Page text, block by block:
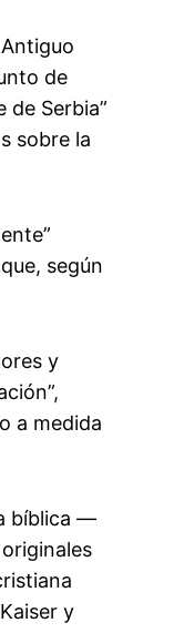
de
Serbia”
sobre la
según
y
a medida
bíblica —
y